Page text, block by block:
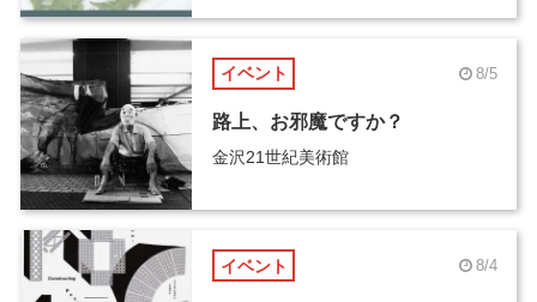
イベント 8/5
路上、お邪魔ですか？
金沢21世紀美術館
イベント 8/4